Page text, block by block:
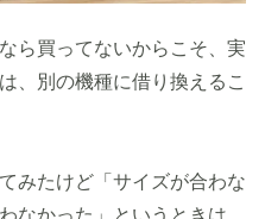
なら買ってないからこそ、実
、別の機種に借り換えるこ
みたけど「サイズが合わな
なかった」というときは、